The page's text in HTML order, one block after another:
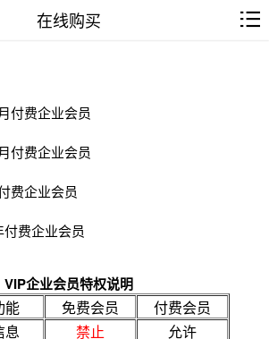
在线购买
付费企业会员
付费企业会员
费企业会员
费企业会员
VIP企业会员特权说明
能 免费会员
付费会员
息
禁止
允许